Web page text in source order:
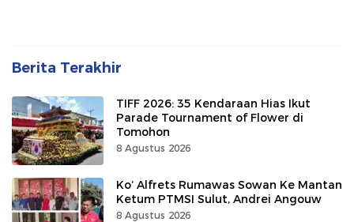
Berita Terakhir
TIFF 2026: 35 Kendaraan Hias Ikut
Parade Tournament of Flower di
Tomohon
8 Agustus 2026
Ko’ Alfrets Rumawas Sowan Ke Mantan
Ketum PTMSI Sulut, Andrei Angouw
8 Agustus 2026